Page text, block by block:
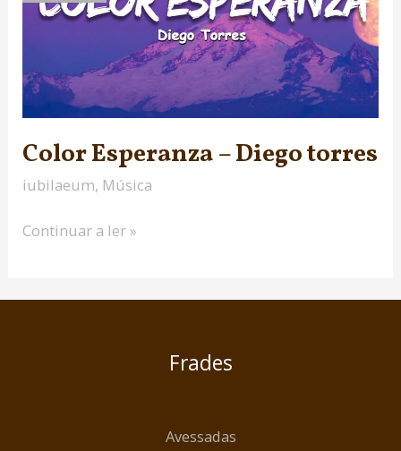
Color Esperanza – Diego torres
iubilaeum, Música
Diego
Continuar a ler »
Frades
Avessadas